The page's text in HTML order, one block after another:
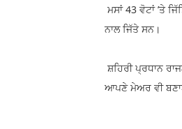
ਮਸਾਂ 43 ਵੋਟਾਂ ’ਤੇ
ਨਾਲ ਜਿੱਤੇ ਸਨ।
ਲੜਾਂਗੇ
ਸ਼ਹਿਰੀ ਪ੍ਰਧਾਨ
ਆਪਣੇ ਮੇਅਰ ਵੀ